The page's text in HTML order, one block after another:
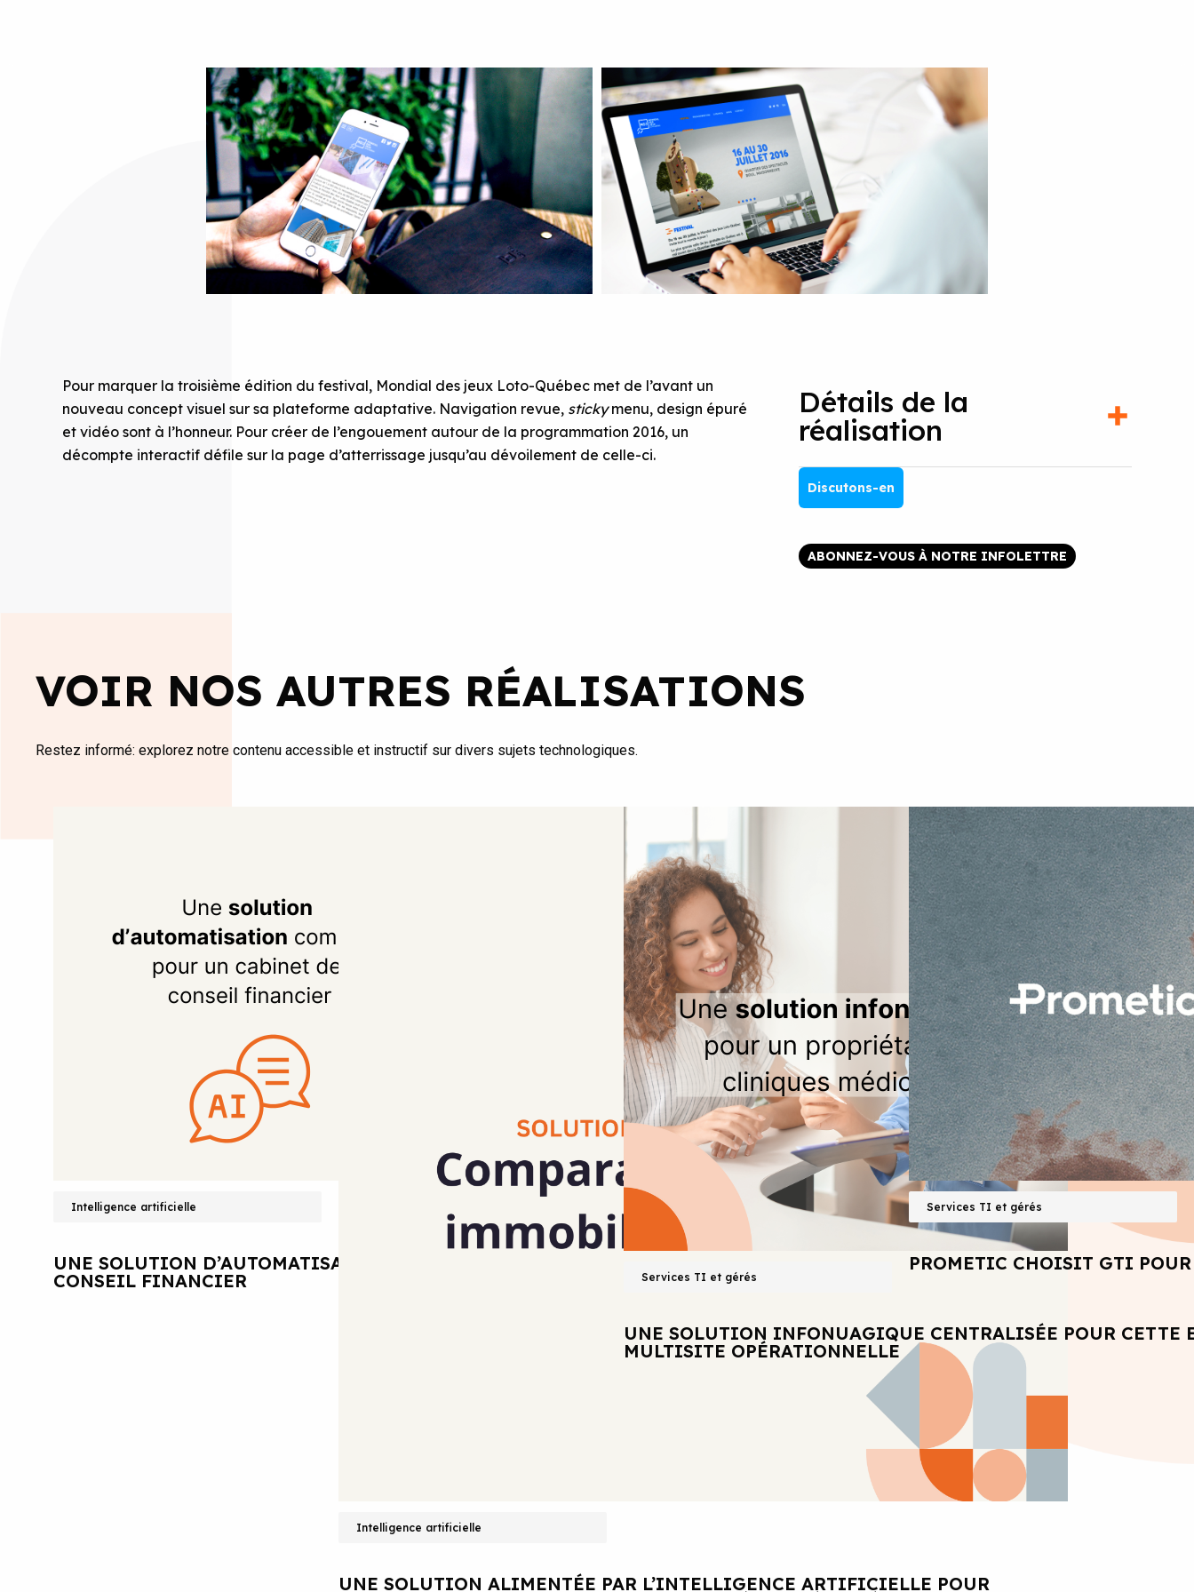
Pour marquer la troisième édition du festival, Mondial des jeux Loto-Québec met de l’avant un
nouveau concept visuel sur sa plateforme adaptative. Navigation revue, stickymenu, design épuré
et vidéo sont à l’honneur. Pour créer de l’engouement autour de la programmation 2016, un
décompte interactif défile sur la page d’atterrissage jusqu’au dévoilement de celle-ci.
Détails de la
réalisation
Discutons-en
ABONNEZ-VOUS À NOTRE INFOLETTRE
VOIR NOS AUTRES RÉALISATIONS
Restez informé: explorez notre contenu accessible et instructif sur divers sujets technologiques.
Intelligence artificielle
UNE SOLUTION D’AUTOMATISATION COMPLÈTE POUR UN CABINET DE
CONSEIL FINANCIER
Intelligence artificielle
UNE SOLUTION ALIMENTÉE PAR L’INTELLIGENCE ARTIFICIELLE POUR
Services TI et gérés
UNE SOLUTION INFONUAGIQUE CENTRALISÉE POUR CETTE
MULTISITE OPÉRATIONNELLE
Services TI et gérés
PROMETIC CHOISIT GTI